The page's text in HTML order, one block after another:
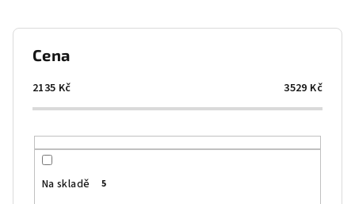
Cena
2135 Kč 3529 Kč
Na skladě 5